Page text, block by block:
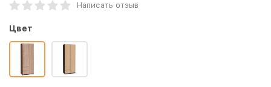
Написать отзыв
Цвет